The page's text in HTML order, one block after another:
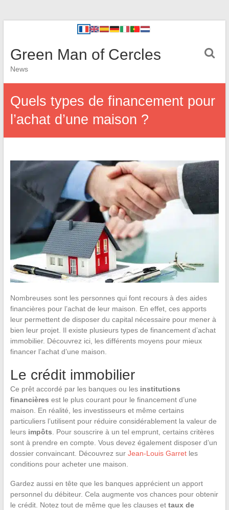
Green Man of Cercles
News
Quels types de financement pour
l’achat d’une maison ?
Nombreuses sont les personnes qui font recours à des aides
financières pour l’achat de leur maison. En effet, ces apports
leur permettent de disposer du capital nécessaire pour mener à
bien leur projet. Il existe plusieurs types de financement d’achat
immobilier. Découvrez ici, les différents moyens pour mieux
financer l’achat d’une maison.
Le crédit immobilier
Ce prêt accordé par les banques ou les institutions
financières est le plus courant pour le financement d’une
maison. En réalité, les investisseurs et même certains
particuliers l’utilisent pour réduire considérablement la valeur de
leurs impôts. Pour souscrire à un tel emprunt, certains critères
sont à prendre en compte. Vous devez également disposer d’un
dossier convaincant. Découvrez sur Jean-Louis Garretles
conditions pour acheter une maison.
Gardez aussi en tête que les banques apprécient un apport
personnel du débiteur. Cela augmente vos chances pour obtenir
le crédit. Notez tout de même que les clauses et taux de